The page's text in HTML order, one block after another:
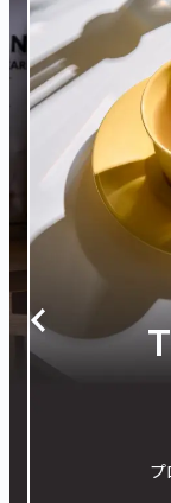
運動後